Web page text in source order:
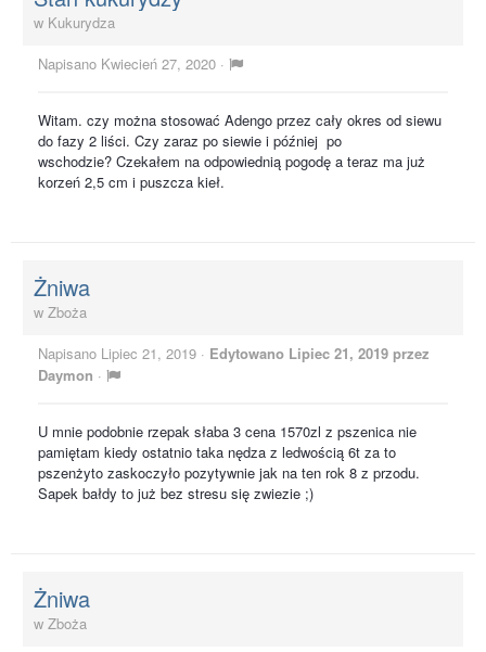
w Kukurydza
Napisano Kwiecień 27, 2020 ·
Witam. czy można stosować Adengo przez cały okres od siewu
do fazy 2 liści. Czy zaraz po siewie i później po
wschodzie? Czekałem na odpowiednią pogodę a teraz ma już
korzeń 2,5 cm i puszcza kieł.
Żniwa
w Zboża
Napisano Lipiec 21, 2019 · Edytowano Lipiec 21, 2019 przez
Daymon ·
U mnie podobnie rzepak słaba 3 cena 1570zl z pszenica nie
pamiętam kiedy ostatnio taka nędza z ledwością 6t za to
pszenżyto zaskoczyło pozytywnie jak na ten rok 8 z przodu.
Sapek bałdy to już bez stresu się zwiezie ;)
Żniwa
w Zboża